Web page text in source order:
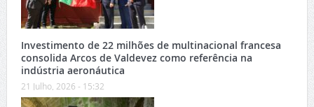
Investimento de 22 milhões de multinacional francesa
consolida Arcos de Valdevez como referência na
indústria aeronáutica
21 Julho, 2026 - 15:32